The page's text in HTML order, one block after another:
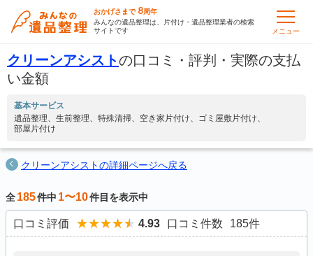
おかげさまで 8周年
みんなの遺品整理は、片付け・遺品整理業者の検索
サイトです
メニュー
クリーンアシストの口コミ・評判・実際の支払
い金額
基本サービス
遺品整理
生前整理 特殊清掃 空き家片付け
ゴミ屋敷片付け
部屋片付け
クリーンアシストの詳細ページへ戻る
全185件中 1〜10件目を表示中
口コミ評価 4.93 口コミ件数 185件